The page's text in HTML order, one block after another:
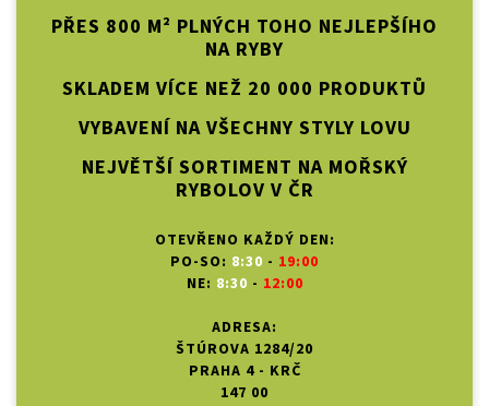
PŘES 800 M² PLNÝCH TOHO NEJLEPŠÍHO
NA RYBY
SKLADEM VÍCE NEŽ 20 000 PRODUKTŮ
VYBAVENÍ NA VŠECHNY STYLY LOVU
NEJVĚTŠÍ SORTIMENT NA MOŘSKÝ
RYBOLOV V ČR
OTEVŘENO KAŽDÝ DEN:
PO-SO: 8:30 - 19:00
NE: 8:30 - 12:00
ADRESA:
ŠTÚROVA 1284/20
PRAHA 4 - KRČ
147 00